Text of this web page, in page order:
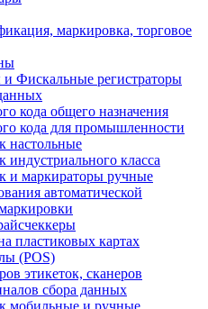
маркировка, торговое
Фискальные регистраторы
кода общего назначения
кода для промышленности
настольные
индустриального класса
и маркираторы ручные
автоматической
пластиковых картах
(POS)
этикеток, сканеров
сбора данных